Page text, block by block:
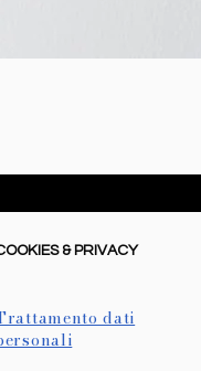
& PRIVACY
dati